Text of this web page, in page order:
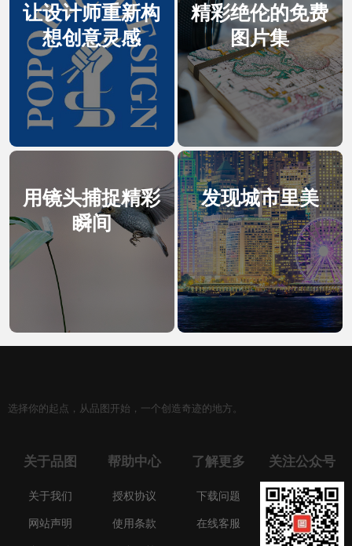
让设计师重新构
想创意灵感
精彩绝伦的免费
图片集
用镜头捕捉精彩
瞬间
发现城市里美
选择你的起点，从品图开始，一个创造奇迹的地方。
关于品图
关于我们
网站声明
帮助中心
授权协议
使用条款
了解更多
下载问题
在线客服
关注公众号